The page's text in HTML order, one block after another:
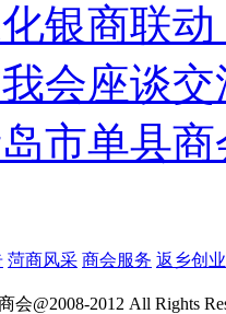
银商联
会座谈交
市单县
菏商风采 商会服务 返乡创业
会@2008-2012 All Rights